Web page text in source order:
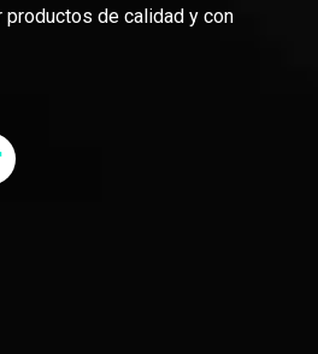
de calidad y con